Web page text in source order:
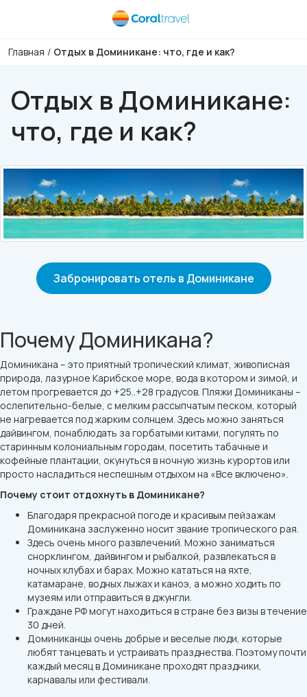
Главная / Отдых в Доминикане: что, где и как?
Отдых в Доминикане:
что, где и как?
Забронировать отель в Доминикане
Почему Доминикана?
Доминикана – это приятный тропический климат, живописная
природа, лазурное Карибское море, вода в котором и зимой, и
летом прогревается до +25..+28 градусов. Пляжи Доминиканы –
ослепительно-белые, с мелким рассыпчатым песком, который
не нагревается под жарким солнцем. Здесь можно заняться
дайвингом, понаблюдать за горбатыми китами, погулять по
старинным колониальным городам, посетить табачные и
кофейные плантации, окунуться в ночную жизнь курортов или
просто насладиться неспешным отдыхом на «Все включено».
Почему стоит отдохнуть в Доминикане?
Благодаря прекрасной погоде и красивым пейзажам
Доминикана заслуженно носит звание тропического рая.
Здесь очень много развлечений. Можно заниматься
снорклингом, дайвингом и рыбалкой, развлекаться в
ночных клубах и барах. Можно кататься на яхте,
катамаране, водных лыжах и каноэ, а можно ходить по
музеям или отправиться в джунгли.
Граждане РФ могут находиться в стране без визы в течение
30 дней.
Доминиканцы очень добрые и веселые люди, которые
любят танцевать и устраивать празднества. Поэтому почти
каждый месяц в Доминикане проходят праздники,
карнавалы или фестивали.